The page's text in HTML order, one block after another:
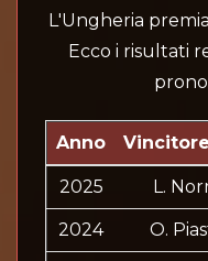
L'Ungheria
Ecco i risultati
Anno
2025 L.
2024 O.